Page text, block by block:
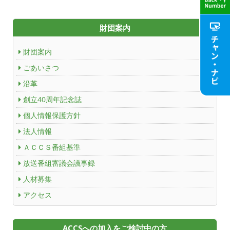
財団案内
財団案内
ごあいさつ
沿革
創立40周年記念誌
個人情報保護方針
法人情報
ＡＣＣＳ番組基準
放送番組審議会議事録
人材募集
アクセス
ACCSへの加入をご検討中の方
つくばもん（地域情報サイト）